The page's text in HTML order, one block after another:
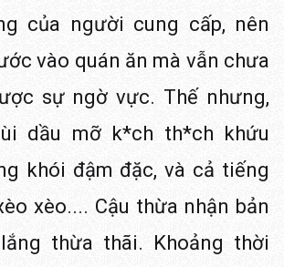
của người cung cấp, nên
vào quán ăn mà vẫn chưa
sự ngờ vực. Thế nhưng,
dầu mỡ k*ch th*ch khứu
khói đậm đặc, và cả tiếng
xèo.... Cậu thừa nhận bản
thừa thãi. Khoảng thời